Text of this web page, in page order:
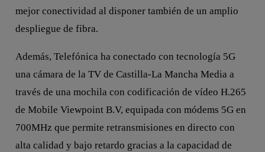
mejor conectividad al disponer también de un amplio
despliegue de fibra.
Además, Telefónica ha conectado con tecnología 5G
una cámara de la TV de Castilla-La Mancha Media a
través de una mochila con codificación de vídeo H.265
de Mobile Viewpoint B.V, equipada con módems 5G en
700MHz que permite retransmisiones en directo con
alta calidad y bajo retardo gracias a la capacidad de